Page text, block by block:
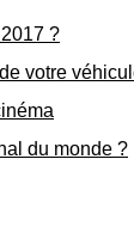
?
votre
du monde ?